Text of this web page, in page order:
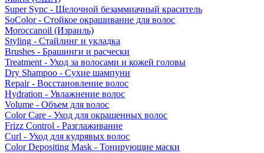
Super Sync - Щелочной безаммиачный краситель
SoColor - Стойкое окрашивание для волос
Moroccanoil (Израиль)
Styling - Стайлинг и укладка
Brushes - Брашинги и расчески
Treatment - Уход за волосами и кожей головы
Dry Shampoo - Сухие шампуни
Repair - Восстановление волос
Hydration - Увлажнение волос
Volume - Объем для волос
Color Care - Уход для окрашенных волос
Frizz Control - Разглаживание
Curl - Уход для кудрявых волос
Color Depositing Mask - Тонирующие маски